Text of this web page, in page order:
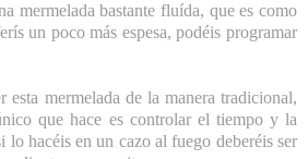
mermelada bastante fluída, que es como
un poco más espesa, podéis programar
esta mermelada de la manera tradicional,
que hace es controlar el tiempo y la
lo hacéis en un cazo al fuego deberéis ser